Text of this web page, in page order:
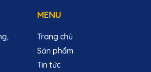
MENU
Trang chủ
Sản phẩm
Tin tức